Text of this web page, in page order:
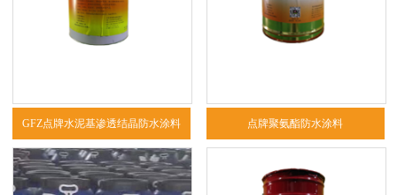
GFZ点牌水泥基渗透结晶防水涂料 点牌聚氨酯防水涂料